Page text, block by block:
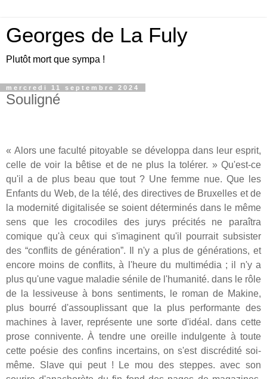
Georges de La Fuly
Plutôt mort que sympa !
mercredi 11 septembre 2024
Souligné
« Alors une faculté pitoyable se développa dans leur esprit,
celle de voir la bêtise et de ne plus la tolérer. » Qu'est-ce
qu'il a de plus beau que tout ? Une femme nue. Que les
Enfants du Web, de la télé, des directives de Bruxelles et de
la modernité digitalisée se soient déterminés dans le même
sens que les crocodiles des jurys précités ne paraîtra
comique qu'à ceux qui s'imaginent qu'il pourrait subsister
des “conflits de génération”. Il n'y a plus de générations, et
encore moins de conflits, à l'heure du multimédia ; il n'y a
plus qu'une vague maladie sénile de l'humanité. dans le rôle
de la lessiveuse à bons sentiments, le roman de Makine,
plus bourré d'assouplissant que la plus performante des
machines à laver, représente une sorte d'idéal. dans cette
prose connivente. À tendre une oreille indulgente à toute
cette poésie des confins incertains, on s'est discrédité soi-
même. Slave qui peut ! Le mou des steppes. avec son